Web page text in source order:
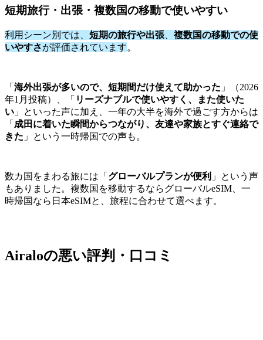
短期旅行・出張・複数国の移動で使いやすい
利用シーン別では、 短期の旅行や出張
複数国の移動での使
いやすさが評価されています。
「 海外出張が多いので、短期間だけ使えて助かった 」（2026
年1月投稿）、「 リーズナブルで使いやすく、また使いた
い 」といった声に加え、一年の大半を海外で過ごす方からは
「 成田に着いた瞬間からつながり、友達や家族とすぐ連絡で
きた 」という一時帰国での声も。
数カ国をまわる旅には「 グローバルプランが便利 」という声
もありました。複数国を移動するならグローバルeSIM、一
時帰国なら日本eSIMと、旅程に合わせて選べます。
Airaloの悪い評判・口コミ